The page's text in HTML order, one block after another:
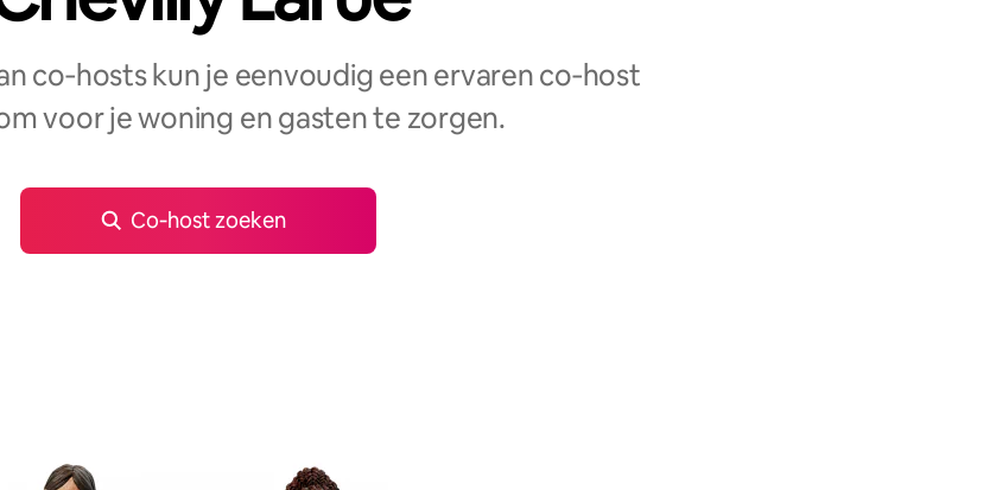
co‑hosts kun je eenvoudig een ervaren co‑host
voor je woning en gasten te zorgen.
Co‑host zoeken